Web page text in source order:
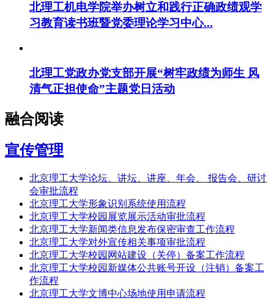
北理工机电学院举办树立和践行正确政绩观学
习教育读书班暨党委理论学习中心...
北理工党政办党支部开展“树牢政绩为师生 风
清气正担使命”主题党日活动
融合阅读
宣传管理
北京理工大学论坛、讲坛、讲座、年会、 报告会、研讨
会审批流程
北京理工大学形象识别系统使用流程
北京理工大学校园展览展示活动审批流程
北京理工大学新闻类信息发布保密审查工作流程
北京理工大学对外宣传相关事项审批流程
北京理工大学校园网站建设（关停）备案工作流程
北京理工大学校园新媒体公共账号开设（注销）备案工
作流程
北京理工大学文博中心场地使用申请流程